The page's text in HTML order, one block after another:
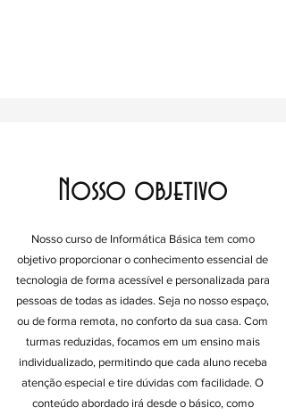
Nosso objetivo
Nosso curso de Informática Básica tem como
objetivo proporcionar o conhecimento essencial de
tecnologia de forma acessível e personalizada para
pessoas de todas as idades. Seja no nosso espaço,
ou de forma remota, no conforto da sua casa. Com
turmas reduzidas, focamos em um ensino mais
individualizado, permitindo que cada aluno receba
atenção especial e tire dúvidas com facilidade. O
conteúdo abordado irá desde o básico, como